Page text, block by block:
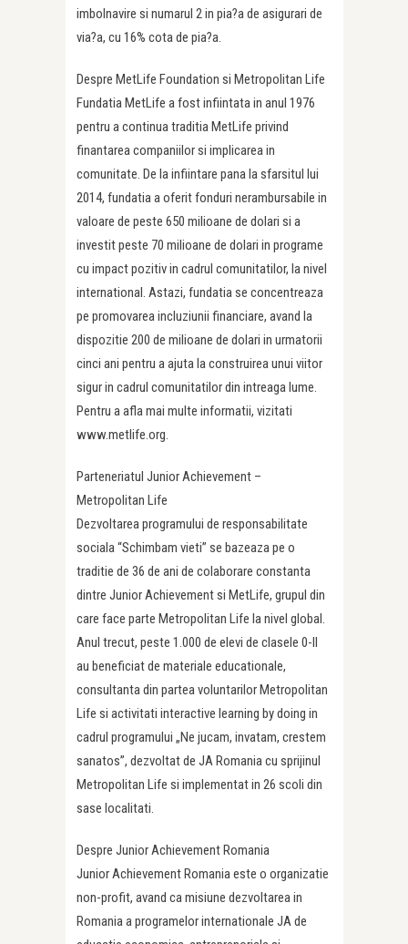
imbolnavire si numarul 2 in pia?a de asigurari de
via?a, cu 16% cota de pia?a.
Despre MetLife Foundation si Metropolitan Life
Fundatia MetLife a fost infiintata in anul 1976
pentru a continua traditia MetLife privind
finantarea companiilor si implicarea in
comunitate. De la infiintare pana la sfarsitul lui
2014, fundatia a oferit fonduri nerambursabile in
valoare de peste 650 milioane de dolari si a
investit peste 70 milioane de dolari in programe
cu impact pozitiv in cadrul comunitatilor, la nivel
international. Astazi, fundatia se concentreaza
pe promovarea incluziunii financiare, avand la
dispozitie 200 de milioane de dolari in urmatorii
cinci ani pentru a ajuta la construirea unui viitor
sigur in cadrul comunitatilor din intreaga lume.
Pentru a afla mai multe informatii, vizitati
www.metlife.org.
Parteneriatul Junior Achievement –
Metropolitan Life
Dezvoltarea programului de responsabilitate
sociala “Schimbam vieti” se bazeaza pe o
traditie de 36 de ani de colaborare constanta
dintre Junior Achievement si MetLife, grupul din
care face parte Metropolitan Life la nivel global.
Anul trecut, peste 1.000 de elevi de clasele 0-II
au beneficiat de materiale educationale,
consultanta din partea voluntarilor Metropolitan
Life si activitati interactive learning by doing in
cadrul programului „Ne jucam, invatam, crestem
sanatos”, dezvoltat de JA Romania cu sprijinul
Metropolitan Life si implementat in 26 scoli din
sase localitati.
Despre Junior Achievement Romania
Junior Achievement Romania este o organizatie
non-profit, avand ca misiune dezvoltarea in
Romania a programelor internationale JA de